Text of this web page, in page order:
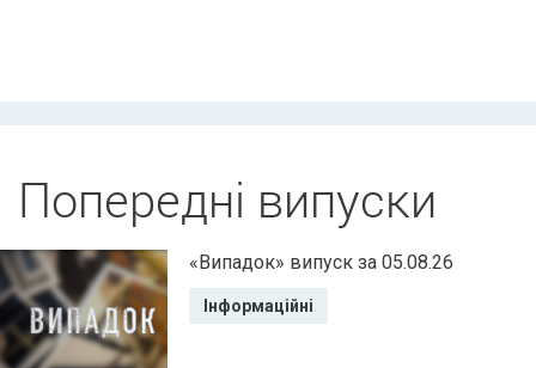
Попередні випуски
«Випадок» випуск за 05.08.26
Інформаційні